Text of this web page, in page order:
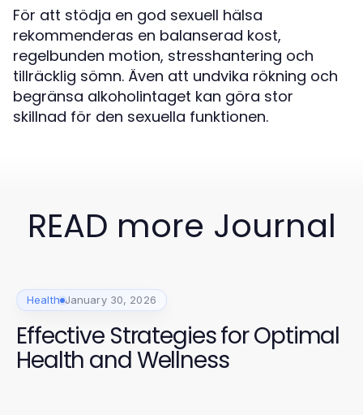
För att stödja en god sexuell hälsa
rekommenderas en balanserad kost,
regelbunden motion, stresshantering och
tillräcklig sömn. Även att undvika rökning och
begränsa alkoholintaget kan göra stor
skillnad för den sexuella funktionen.
READ more Journal
Health January 30, 2026
Effective Strategies for Optimal
Health and Wellness